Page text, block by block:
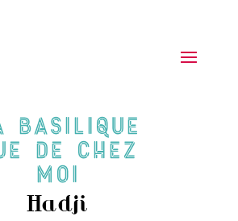
basilique
de chez
moi
Hadji